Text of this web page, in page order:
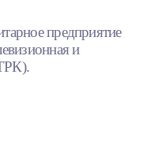
предприятие
и